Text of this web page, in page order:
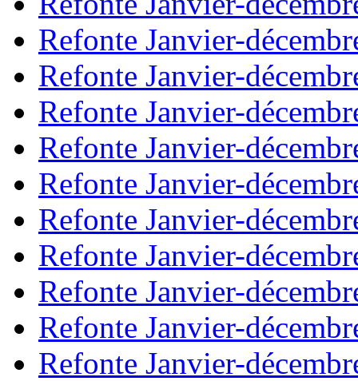
Refonte Janvier-
Refonte Janvier-
Refonte Janvier-
Refonte Janvier-
Refonte Janvier-
Refonte Janvier-
Refonte Janvier-
Refonte Janvier-
Refonte Janvier-
Refonte Janvier-